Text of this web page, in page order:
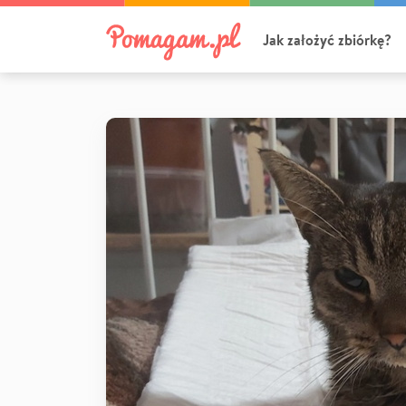
Jak założyć zbiórkę?